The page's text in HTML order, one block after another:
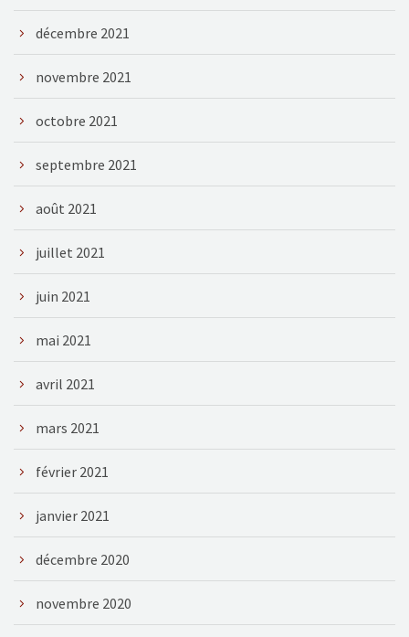
décembre 2021
novembre 2021
octobre 2021
septembre 2021
août 2021
juillet 2021
juin 2021
mai 2021
avril 2021
mars 2021
février 2021
janvier 2021
décembre 2020
novembre 2020